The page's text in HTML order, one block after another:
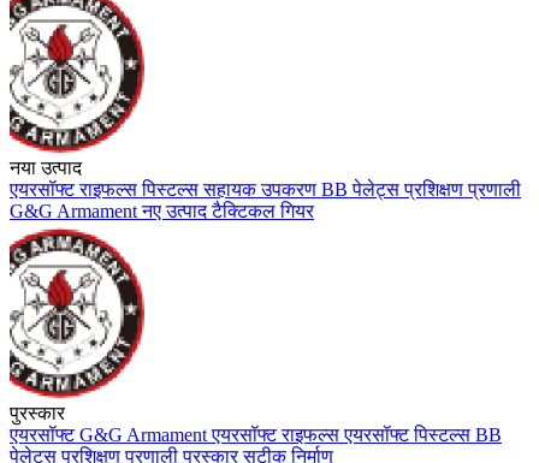
नया उत्पाद
एयरसॉफ्टराइफल्सपिस्टल्ससहायक उपकरण BB पेलेट्सप्रशिक्षण प्रणाली
G&G Armamentनए उत्पादटैक्टिकल गियर
पुरस्कार
एयरसॉफ्टG&G Armamentएयरसॉफ्ट राइफल्सएयरसॉफ्ट पिस्टल्स BB
पेलेट्सप्रशिक्षण प्रणालीपुरस्कारसटीक निर्माण